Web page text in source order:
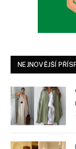
NEJNOVĚJŠÍ